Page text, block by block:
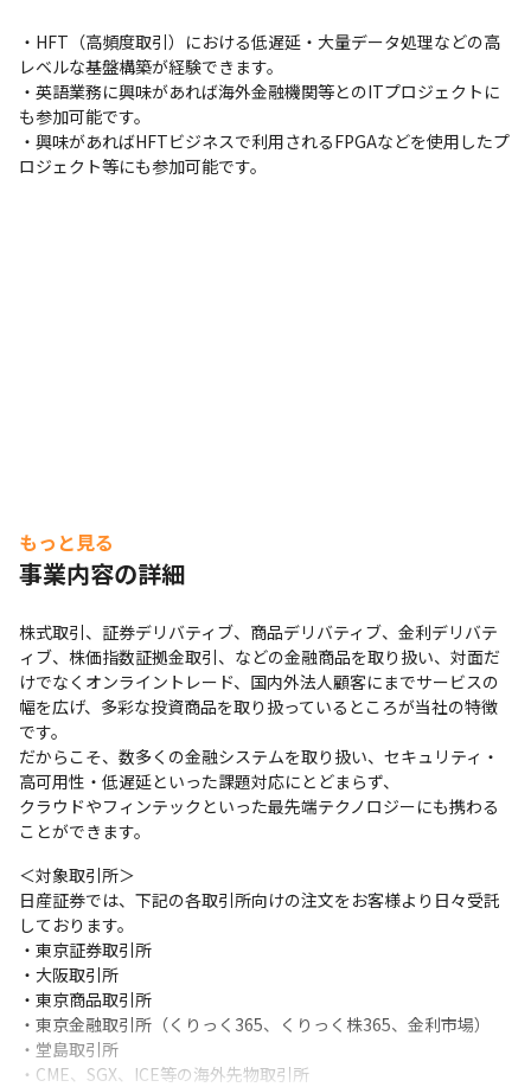
・HFT（高頻度取引）における低遅延・大量データ処理などの高
レベルな基盤構築が経験できます。
・英語業務に興味があれば海外金融機関等とのITプロジェクトに
も参加可能です。
・興味があればHFTビジネスで利用されるFPGAなどを使用したプ
ロジェクト等にも参加可能です。
もっと見る
事業内容の詳細
株式取引、証券デリバティブ、商品デリバティブ、金利デリバテ
ィブ、株価指数証拠金取引、などの金融商品を取り扱い、対面だ
けでなくオンライントレード、国内外法人顧客にまでサービスの
幅を広げ、多彩な投資商品を取り扱っているところが当社の特徴
です。
だからこそ、数多くの金融システムを取り扱い、セキュリティ・
高可用性・低遅延といった課題対応にとどまらず、
クラウドやフィンテックといった最先端テクノロジーにも携わる
ことができます。
＜対象取引所＞
日産証券では、下記の各取引所向けの注文をお客様より日々受託
しております。
・東京証券取引所
・大阪取引所
・東京商品取引所
・東京金融取引所（くりっく365、くりっく株365、金利市場）
・堂島取引所
・CME、SGX、ICE等の海外先物取引所